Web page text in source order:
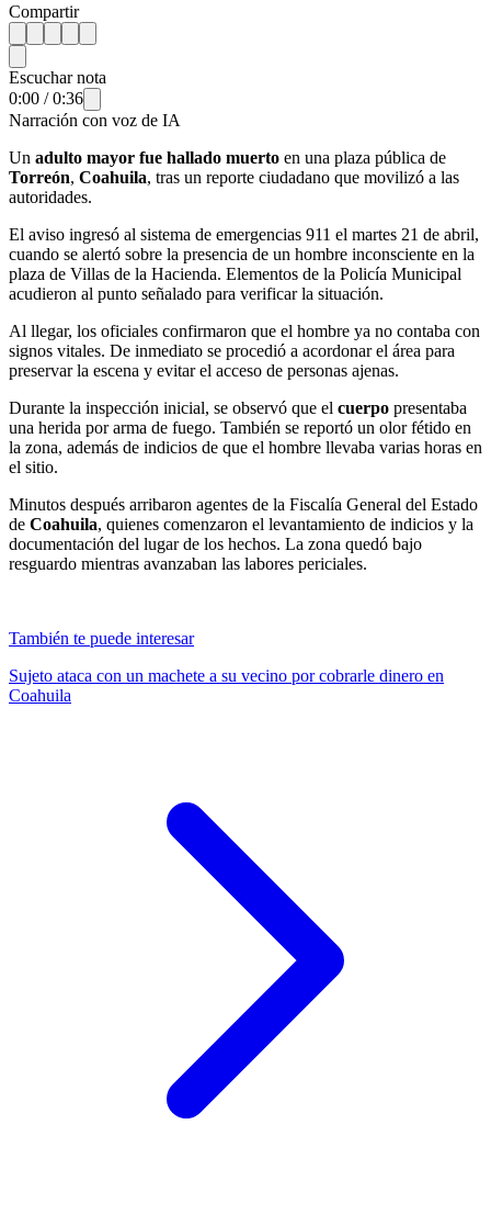
Compartir
Escuchar nota
0:00 /0:36
Narración con voz de IA
Un adulto mayor fue hallado muerto en una plaza pública de
Torreón, Coahuila, tras un reporte ciudadano que movilizó a las
autoridades.
El aviso ingresó al sistema de emergencias 911 el martes 21 de abril,
cuando se alertó sobre la presencia de un hombre inconsciente en la
plaza de Villas de la Hacienda. Elementos de la Policía Municipal
acudieron al punto señalado para verificar la situación.
Al llegar, los oficiales confirmaron que el hombre ya no contaba con
signos vitales. De inmediato se procedió a acordonar el área para
preservar la escena y evitar el acceso de personas ajenas.
Durante la inspección inicial, se observó que el cuerpo presentaba
una herida por arma de fuego. También se reportó un olor fétido en
la zona, además de indicios de que el hombre llevaba varias horas en
el sitio.
Minutos después arribaron agentes de la Fiscalía General del Estado
de Coahuila, quienes comenzaron el levantamiento de indicios y la
documentación del lugar de los hechos. La zona quedó bajo
resguardo mientras avanzaban las labores periciales.
También te puede interesar
Sujeto ataca con un machete a su vecino por cobrarle dinero en
Coahuila